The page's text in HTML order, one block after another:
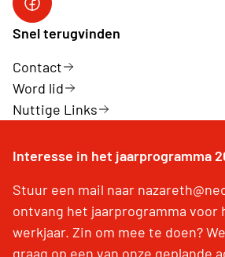
Neos vzw
Snel terugvinden
Contact
Word lid
Nuttige Links
Interesse in het jaarprogramma
Stuur een mail naar
ontvang het jaarprogramma voor
werkjaar. Zin om mee te doen?
graag op een van onze geplande